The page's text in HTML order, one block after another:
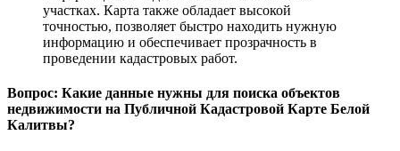
участках. Карта также обладает высокой
точностью, позволяет быстро находить нужную
информацию и обеспечивает прозрачность в
проведении кадастровых работ.
Вопрос: Какие данные нужны для поиска объектов
недвижимости на Публичной Кадастровой Карте Белой
Калитвы?